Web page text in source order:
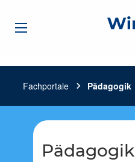
Fachportale chevron_right Pädagogik
Pädagogik